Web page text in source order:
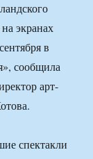
экранах
в
сообщила
арт-
спектакли